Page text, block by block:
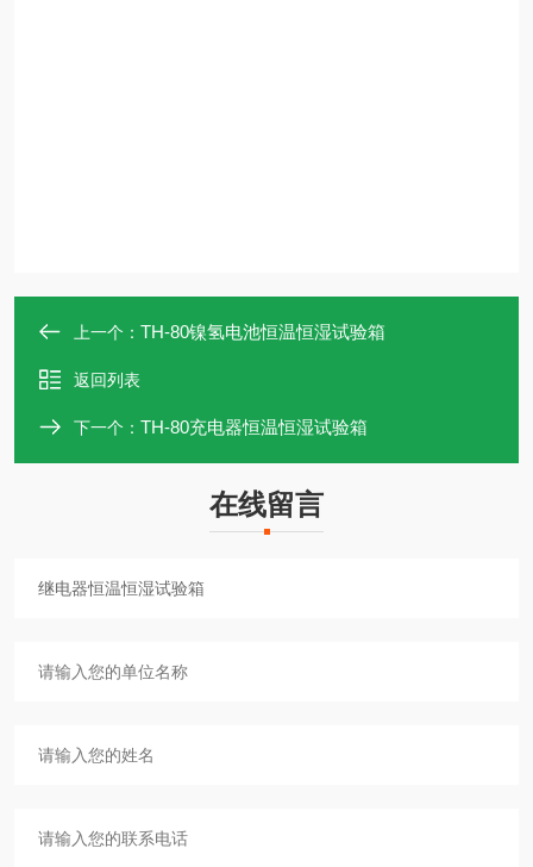
上一个： TH-80镍氢电池恒温恒湿试验箱
返回列表
下一个： TH-80充电器恒温恒湿试验箱
在线留言